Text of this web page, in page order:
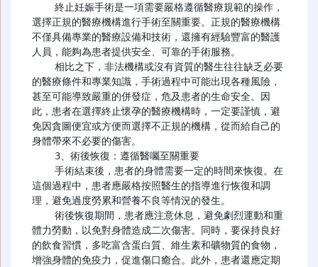
選擇正規的醫療機構進行手術至關重要。正規的醫療機構
不僅具備專業的醫療設備和技術，還擁有經驗豐富的醫護
人員，能夠為患者提供安全、可靠的手術服務。
的醫療條件和專業知識，手術過程中可能出現各種風險，
甚至可能導致嚴重的併發症，危及患者的生命安全。因
此，患者在選擇終止懷孕的醫療機構時，一定要謹慎，避
免因貪圖便宜或方便而選擇不正規的機構，從而給自己的
身體帶來不必要的傷害。
這個過程中，患者應嚴格按照醫生的指導進行恢復和調
理，避免過度勞累和營養不良等情況的發生。
體力勞動，以免對身體造成二次傷害。同時，要保持良好
的飲食習慣，多吃富含蛋白質、維生素和礦物質的食物，
增強身體的免疫力，促進傷口癒合。此外，患者還應定期